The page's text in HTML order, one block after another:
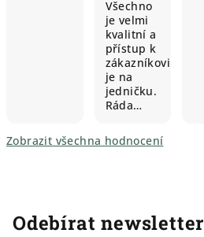
Všechno
je velmi
kvalitní a
přístup k
zákazníkovi
je na
jedničku.
Ráda…
Zobrazit všechna hodnocení
Odebírat newsletter